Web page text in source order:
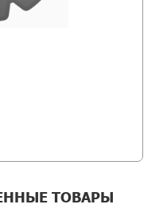
ТОВАРЫ